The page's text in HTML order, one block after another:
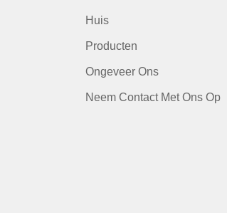
Huis
Producten
Ongeveer Ons
Neem Contact Met Ons Op